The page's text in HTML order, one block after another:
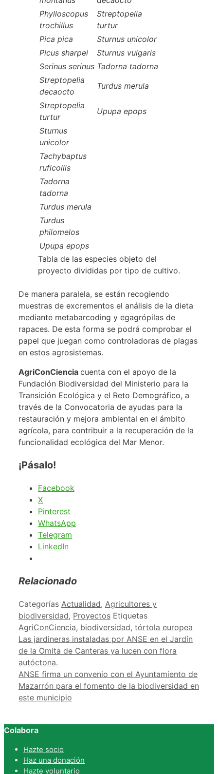
Phylloscopus
trochillus
Streptopelia
turtur
Pica pica
Sturnus unicolor
Picus sharpei
Sturnus vulgaris
Serinus serinus Tadorna tadorna
Streptopelia
decaocto
Turdus merula
Streptopelia
turtur
Upupa epops
Sturnus
unicolor
Tachybaptus
ruficollis
Tadorna
tadorna
Turdus merula
Turdus
philomelos
Upupa epops
Tabla de las especies objeto del
proyecto divididas por tipo de cultivo.
De manera paralela, se están recogiendo
muestras de excrementos el análisis de la dieta
mediante metabarcoding y egagrópilas de
rapaces. De esta forma se podrá comprobar el
papel que juegan como controladoras de plagas
en estos agrosistemas.
AgriConCiencia cuenta con el apoyo de la
Fundación Biodiversidad del Ministerio para la
Transición Ecológica y el Reto Demográfico, a
través de la Convocatoria de ayudas para la
restauración y mejora ambiental en el ámbito
agrícola, para contribuir a la recuperación de la
funcionalidad ecológica del Mar Menor.
¡Pásalo!
Facebook
X
Pinterest
WhatsApp
Telegram
LinkedIn
Relacionado
Categorías Actualidad, Agricultores y
biodiversidad, Proyectos Etiquetas
AgriConCiencia, biodiversidad, tórtola europea
Las jardineras instaladas por ANSE en el Jardín
de la Omita de Canteras ya lucen con flora
autóctona.
ANSE firma un convenio con el Ayuntamiento de
Mazarrón para el fomento de la biodiversidad en
este municipio
Colabora
Hazte socio
Haz una donación
Hazte voluntario